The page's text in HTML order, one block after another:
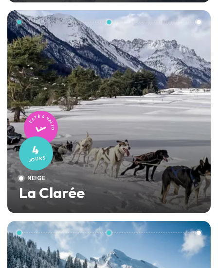
TESTÉ & VALIDÉ
4
JOURS
NEIGE
La Clarée